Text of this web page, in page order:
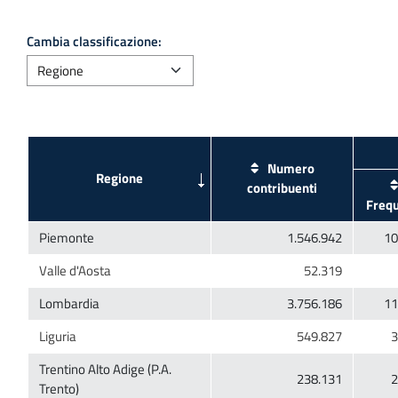
Cambia classificazione:
Numero
Trentino Alto Adige (P.A.